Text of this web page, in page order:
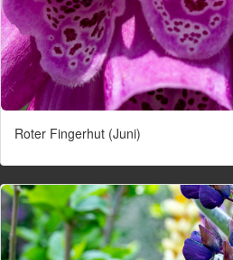
Roter Fingerhut (Juni)